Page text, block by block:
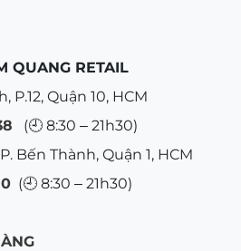
QUANG RETAIL
P.12, Quận 10, HCM
(🕘 8:30 – 21h30)
Bến Thành, Quận 1, HCM
(🕘 8:30 – 21h30)